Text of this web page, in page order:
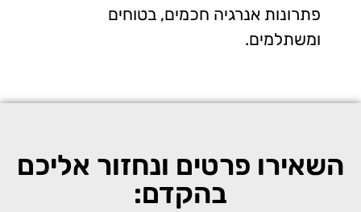
פתרונות אנרגיה חכמים, בטוחים
ומשתלמים.
השאירו פרטים ונחזור אליכם
בהקדם: